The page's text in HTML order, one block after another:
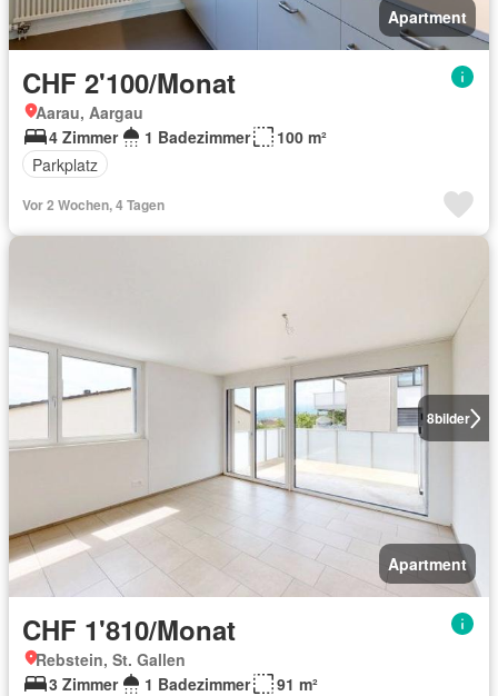
Apartment
CHF 2'100/Monat
Aarau, Aargau
4 Zimmer
1 Badezimmer
100 m²
Parkplatz
Vor 2 Wochen, 4 Tagen
8bilder
Apartment
CHF 1'810/Monat
Rebstein, St. Gallen
3 Zimmer
1 Badezimmer
91 m²